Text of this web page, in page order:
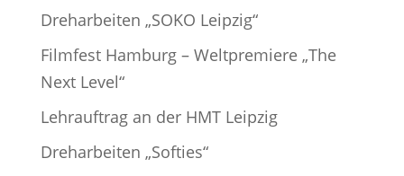
Dreharbeiten „SOKO Leipzig“
Filmfest Hamburg – Weltpremiere „The
Next Level“
Lehrauftrag an der HMT Leipzig
Dreharbeiten „Softies“